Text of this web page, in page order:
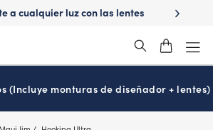
a cualquier luz con las lentes
¿Es
(Incluye monturas de diseñador + lentes)